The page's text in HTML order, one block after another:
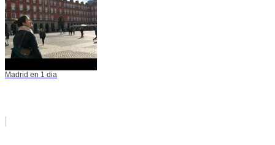
Madrid en 1 dia